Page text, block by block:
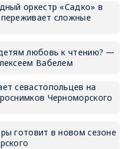
оркестр «Садко» в
сложные
любовь к чтению? —
Вабелем
севастопольцев на
Черноморского
готовит в новом сезоне